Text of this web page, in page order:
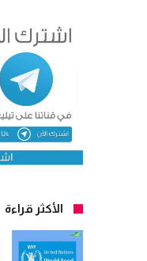
الأكثر قراءة